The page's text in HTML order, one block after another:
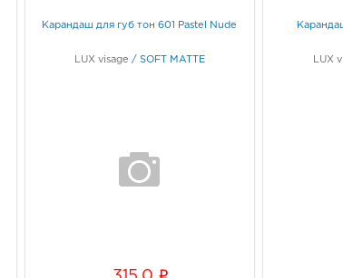
Карандаш для губ тон 601 Pastel Nude
LUX visage / SOFT MATTE LUX